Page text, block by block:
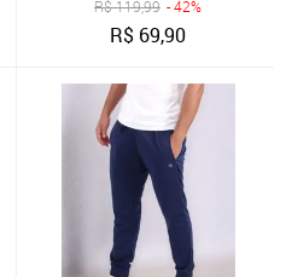
R$119,99 - 42%
R$ 69,90